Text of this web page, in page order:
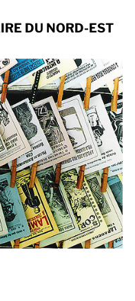
DU NORD-EST